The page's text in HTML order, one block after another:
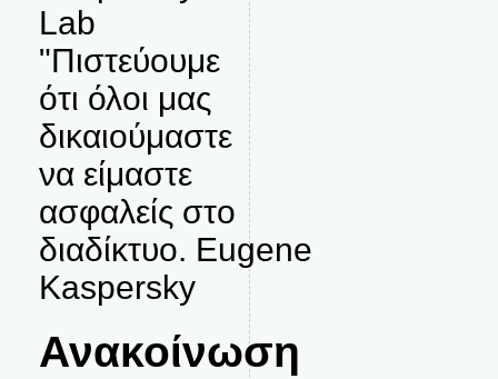
Lab
"Πιστεύουμε
ότι όλοι μας
δικαιούμαστε
να είμαστε
ασφαλείς στο
διαδίκτυο. Eugene
Kaspersky
Ανακοίνωση